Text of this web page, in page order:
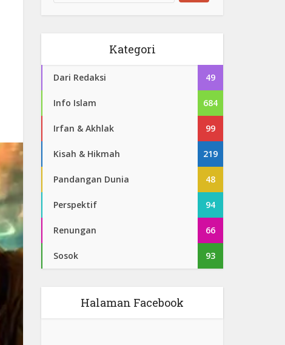
Kategori
Dari Redaksi 49
Info Islam 684
Irfan & Akhlak 99
Kisah & Hikmah 219
Pandangan Dunia 48
Perspektif 94
Renungan 66
Sosok 93
Halaman Facebook